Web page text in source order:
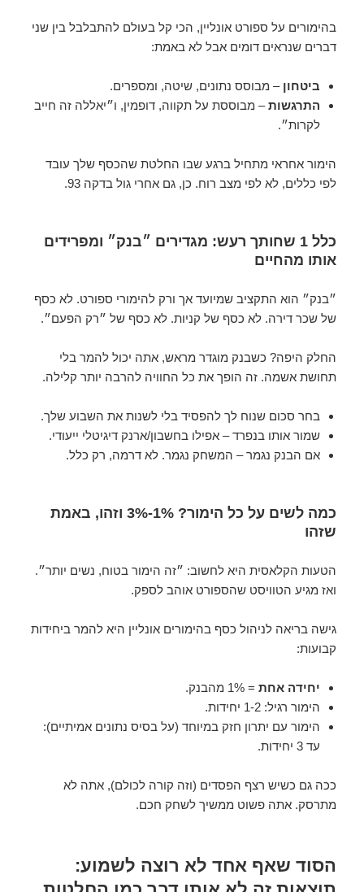
בהימורים על ספורט אונליין, הכי קל בעולם להתבלבל בין שני
דברים שנראים דומים אבל לא באמת:
ביטחון – מבוסס נתונים, שיטה, ומספרים.
התרגשות– מבוססת על תקווה, דופמין, ו״יאללה זה חייב
לקרות״.
הימור אחראי מתחיל ברגע שבו החלטת שהכסף שלך עובד
לפי כללים, לא לפי מצב רוח. כן, גם אחרי גול בדקה 93.
כלל 1 שחותך רעש: מגדירים ״בנק״ ומפרידים
אותו מהחיים
״בנק״ הוא התקציב שמיועד אך ורק להימורי ספורט. לא כסף
של שכר דירה. לא כסף של קניות. לא כסף של ״רק הפעם״.
החלק היפה? כשבנק מוגדר מראש, אתה יכול להמר בלי
תחושת אשמה. זה הופך את כל החוויה להרבה יותר קלילה.
בחר סכום שנוח לך להפסיד בלי לשנות את השבוע שלך.
שמור אותו בנפרד – אפילו בחשבון/ארנק דיגיטלי ייעודי.
אם הבנק נגמר – המשחק נגמר. לא דרמה, רק כלל.
כמה לשים על כל הימור? 1%-3% וזהו, באמת
שזהו
הטעות הקלאסית היא לחשוב: ״זה הימור בטוח, נשים יותר״.
ואז מגיע הטוויסט שהספורט אוהב לספק.
גישה בריאה לניהול כסף בהימורים אונליין היא להמר ביחידות
קבועות:
יחידה אחת = 1% מהבנק.
הימור רגיל: 1-2 יחידות.
הימור עם יתרון חזק במיוחד (על בסיס נתונים אמיתיים):
עד 3 יחידות.
ככה גם כשיש רצף הפסדים (וזה קורה לכולם), אתה לא
מתרסק. אתה פשוט ממשיך לשחק חכם.
הסוד שאף אחד לא רוצה לשמוע: